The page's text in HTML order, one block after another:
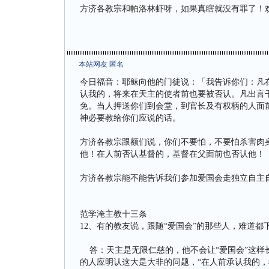
方济各教宗和帕洛林虾呀，如果真瞎就没有罪了
本站网友 匿名
今日福音：耶稣向他的门徒说：「我告诉你们：
认我的，将来在天主的使者前也要被否认。凡出
免。当人押送你们到会堂，到官长及有权柄的人
神必要教给你们应说的话。
方济各教宗跟额们说，你们不要怕，不要怕杀害
他！在人前否认基督的，基督在父面前也否认他！
方济各教宗能不能告诉我们参加爱国会走独立自
范学淹主教十三条
12、有的教友说，跟随“爱国会”的那些人，难道都
答：天主是无限仁慈的，他不会让“爱国会”这样
的人应明认这大是大非的问题，“在人前承认我的